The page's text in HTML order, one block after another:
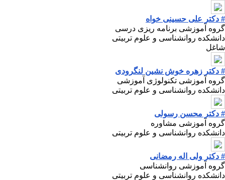
# دکتر علی حسینی خواه
گروه آموزشی برنامه ریزی درسی
دانشکده روانشناسی و علوم تربیتی
شاغل
# دکتر زهره خوش نشین لنگرودی
گروه آموزشی تکنولوژی آموزشی
دانشکده روانشناسی و علوم تربیتی
# دکتر محسن رسولی
گروه آموزشی مشاوره
دانشکده روانشناسی و علوم تربیتی
# دکتر ولی اله رمضانی
گروه آموزشی روانشناسی
دانشکده روانشناسی و علوم تربیتی